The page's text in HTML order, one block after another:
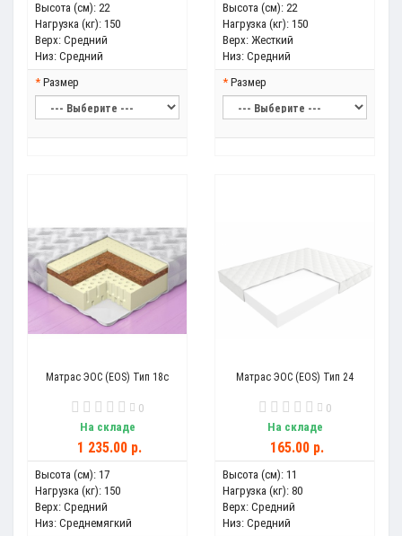
Высота (см): 22
Нагрузка (кг): 150
Верх: Средний
Низ: Средний
Размер
Высота (см): 22
Нагрузка (кг): 150
Верх: Жесткий
Низ: Средний
Размер
Матрас ЭОС (EOS) Тип 18с
0
На складе
1 235.00 р.
Высота (см): 17
Нагрузка (кг): 150
Верх: Средний
Низ: Среднемягкий
Матрас ЭОС (EOS) Тип 24
0
На складе
165.00 р.
Высота (см): 11
Нагрузка (кг): 80
Верх: Средний
Низ: Средний